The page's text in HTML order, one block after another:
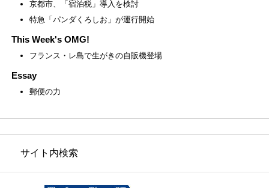
京都市、「宿泊税」導入を検討
特急「パンダくろしお」が運行開始
This Week's OMG!
フランス・レ島で生がきの自販機登場
Essay
郵便の力
サイト内検索